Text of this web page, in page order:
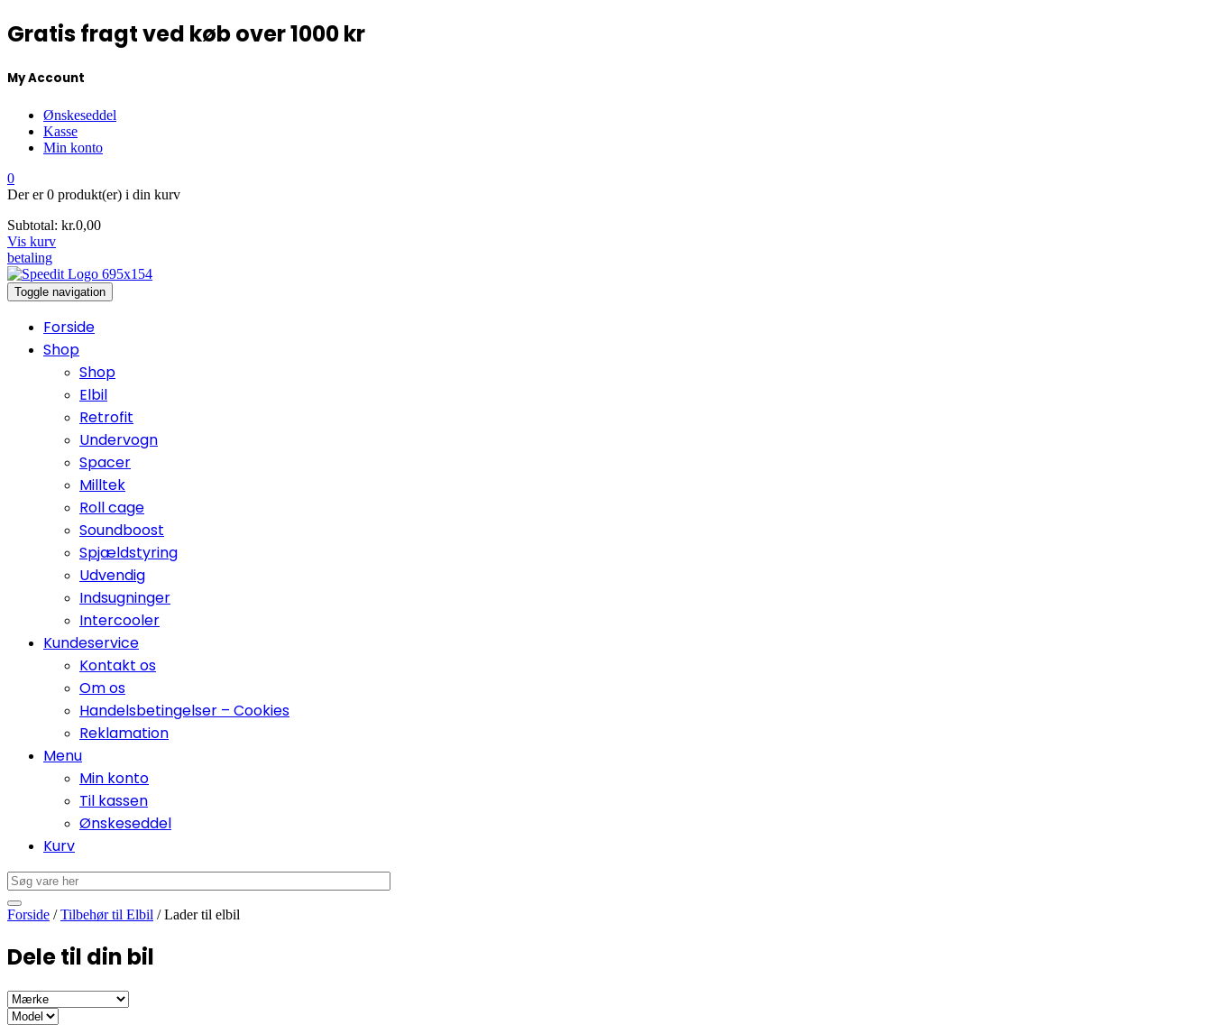
Gratis fragt ved køb over 1000 kr
My Account
Ønskeseddel
Kasse
Min konto
0
Der er0 produkt(er) i din kurv
Subtotal: kr.0,00
Vis kurv
betaling
Toggle navigation
Forside
Shop
Shop
Elbil
Retrofit
Undervogn
Spacer
Milltek
Roll cage
Soundboost
Spjældstyring
Udvendig
Indsugninger
Intercooler
Kundeservice
Kontakt os
Om os
Handelsbetingelser – Cookies
Reklamation
Menu
Min konto
Til kassen
Ønskeseddel
Kurv
Forside /Tilbehør til Elbil / Lader til elbil
Dele til din bil